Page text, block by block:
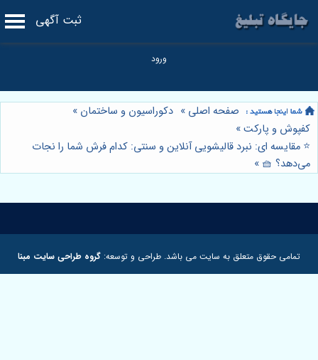
ثبت آگهی
صفحه اصلی » دکوراسیون و ساختمان »
کفپوش و پارکت»
⭐️ مقایسه ای: نبرد قالیشویی آنلاین و سنتی: کدام فرش شما را نجات
می‌دهد؟ 🧺 »
تمامی حقوق متعلق به سایت می باشد. طراحی و توسعه: گروه طراحی سایت مبنا